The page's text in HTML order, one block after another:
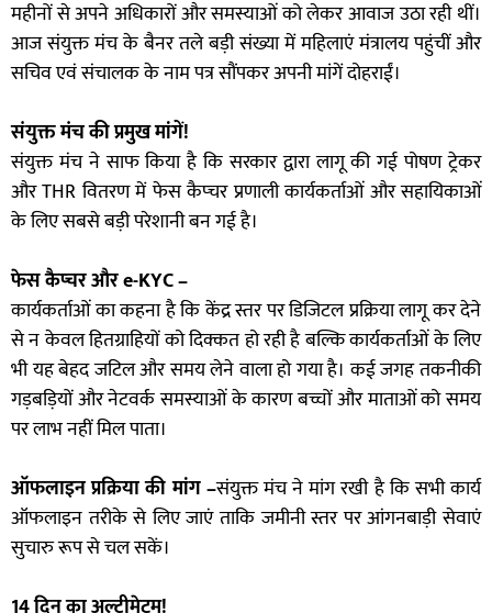
महीनों से अपने अधिकारों और समस्याओं को लेकर आवाज उठा रही थीं।
आज संयुक्त मंच के बैनर तले बड़ी संख्या में महिलाएं मंत्रालय पहुंचीं और
सचिव एवं संचालक के नाम पत्र सौंपकर अपनी मांगें दोहराईं।
संयुक्त मंच की प्रमुख मांगें!
संयुक्त मंच ने साफ किया है कि सरकार द्वारा लागू की गई पोषण ट्रेकर
और THR वितरण में फेस कैप्चर प्रणाली कार्यकर्ताओं और सहायिकाओं
के लिए सबसे बड़ी परेशानी बन गई है।
फेस कैप्चर और e-KYC –
कार्यकर्ताओं का कहना है कि केंद्र स्तर पर डिजिटल प्रक्रिया लागू कर देने
से न केवल हितग्राहियों को दिक्कत हो रही है बल्कि कार्यकर्ताओं के लिए
भी यह बेहद जटिल और समय लेने वाला हो गया है। कई जगह तकनीकी
गड़बड़ियों और नेटवर्क समस्याओं के कारण बच्चों और माताओं को समय
पर लाभ नहीं मिल पाता।
ऑफलाइन प्रक्रिया की मांग –संयुक्त मंच ने मांग रखी है कि सभी कार्य
ऑफलाइन तरीके से लिए जाएं ताकि जमीनी स्तर पर आंगनबाड़ी सेवाएं
सुचारु रूप से चल सकें।